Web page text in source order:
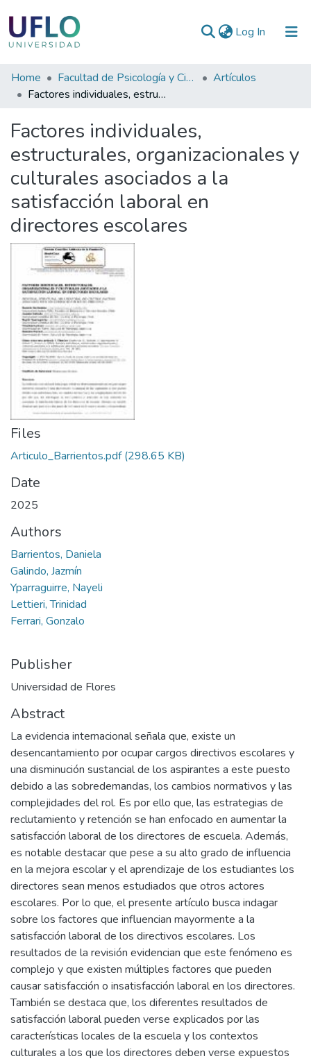
Log In (current)
Communities
&
All of RIUFLO
Statistics
Home Facultad de Psicología y Ciencias Sociales
Artículos
Factores individuales, estructurales, organizacionales y culturales asociados a la satisfacción laboral en directores escolares
Factores individuales,
estructurales, organizacionales y
culturales asociados a la
satisfacción laboral en
directores escolares
Files
Articulo_Barrientos.pdf(298.65 KB)
Date
2025
Authors
Barrientos, Daniela
Galindo, Jazmín
Yparraguirre, Nayeli
Lettieri, Trinidad
Ferrari, Gonzalo
Publisher
Universidad de Flores
Abstract
La evidencia internacional señala que, existe un
desencantamiento por ocupar cargos directivos escolares y
una disminución sustancial de los aspirantes a este puesto
debido a las sobredemandas, los cambios normativos y las
complejidades del rol. Es por ello que, las estrategias de
reclutamiento y retención se han enfocado en aumentar la
satisfacción laboral de los directores de escuela. Además,
es notable destacar que pese a su alto grado de influencia
en la mejora escolar y el aprendizaje de los estudiantes los
directores sean menos estudiados que otros actores
escolares. Por lo que, el presente artículo busca indagar
sobre los factores que influencian mayormente a la
satisfacción laboral de los directivos escolares. Los
resultados de la revisión evidencian que este fenómeno es
complejo y que existen múltiples factores que pueden
causar satisfacción o insatisfacción laboral en los directores.
También se destaca que, los diferentes resultados de
satisfacción laboral pueden verse explicados por las
características locales de la escuela y los contextos
culturales a los que los directores deben verse expuestos